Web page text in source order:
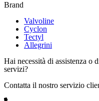
Brand
Valvoline
Cyclon
Tectyl
Allegrini
Hai necessità di assistenza o
servizi?
Contatta il nostro servizio